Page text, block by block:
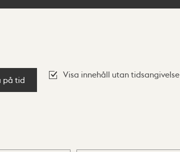
på tid
Visa innehåll utan tidsangivelse